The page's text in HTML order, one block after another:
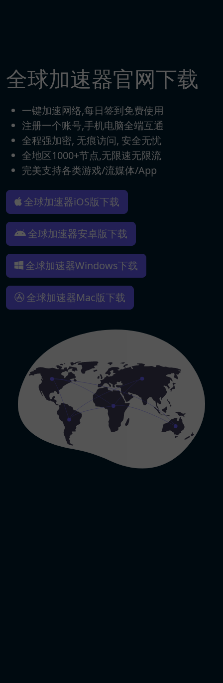
全球加速器官网下载
一键加速网络,每日签到免费使用
注册一个账号,手机电脑全端互通
全程强加密, 无痕访问, 安全无忧
全地区1000+节点,无限速无限流
完美支持各类游戏/流媒体/App
全球加速器iOS版下载
全球加速器安卓版下载
全球加速器Windows下载
全球加速器Mac版下载